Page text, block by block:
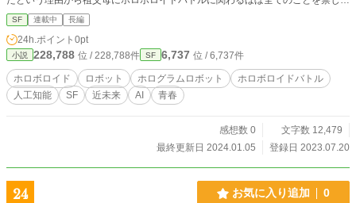
れていた。
SF 連載中 長編
24h.ポイント 0pt
小説 228,788 位 / 228,788件 SF 6,737 位 / 6,737件
ホロボロイド ロボット ホログラムロボット
ホロボロイドバトル
人工知能
SF 近未来 AI 青春
感想数 0
文字数 12,479
最終更新日 2024.01.05
登録日 2023.07.20
24 お気に入り追加 0